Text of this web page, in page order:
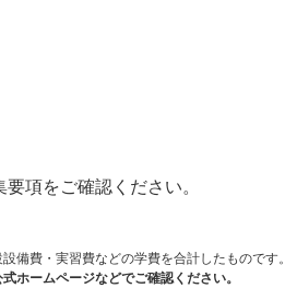
項をご確認ください。
備費・実習費などの学費を合計したものです。
ホームページなどでご確認ください。